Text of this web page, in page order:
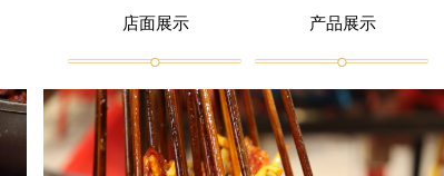
店面展示 产品展示